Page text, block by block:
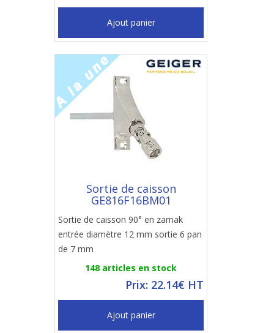
Ajout panier
Sortie de caisson
GE816F16BM01
Sortie de caisson 90° en zamak
entrée diamètre 12 mm sortie 6 pan
de 7 mm
148 articles en stock
Prix: 22.14€ HT
Ajout panier